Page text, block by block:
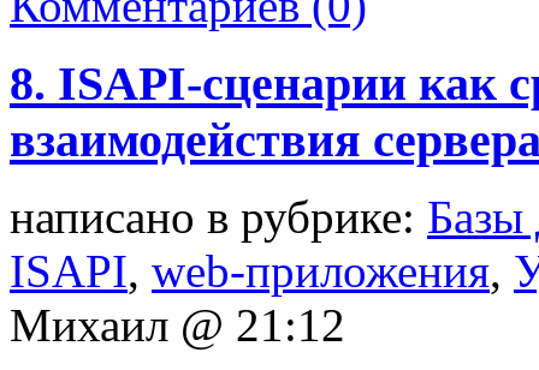
8. ISAPI-сценарии как
взаимодействия
написано в рубрике:
ISAPI, web-приложения,
Михаил @ 21:12